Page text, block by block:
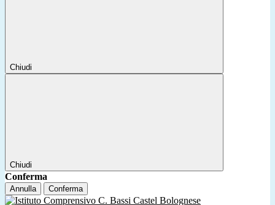
Chiudi
Chiudi
Conferma
Annulla Conferma